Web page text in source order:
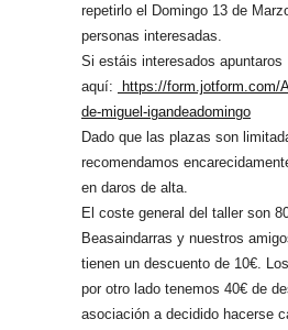
repetirlo el Domingo 13 de
personas interesadas.
Si estáis interesados apuntaros
aquí:
https://form.jotform.com/
de-miguel-igandeadomingo
Dado que las plazas son
recomendamos
en daros de alta.
El coste general del taller son
Beasaindarras y nuestros
tienen un descuento de 10€.
por otro lado tenemos 40€ de
asociación a decidido hacerse